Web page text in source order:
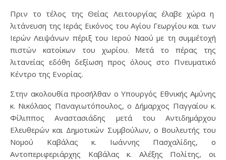
Πριν το τέλος της Θείας Λειτουργίας έλαβε χώρα η
λιτάνευση της Ιεράς Εικόνος του Αγίου Γεωργίου και των
Ιερών Λειψάνων πέριξ του Ιερού Ναού με τη συμμέτοχή
πιστών κατοίκων του χωρίου. Μετά το πέρας της
λιτανείας εδόθη δεξίωση προς όλους στο Πνευματικό
Κέντρο της Ενορίας.
Στην ακολουθία προσήλθαν ο Υπουργός Εθνικής Αμύνης
κ. Νικόλαος Παναγιωτόπουλος, ο Δήμαρχος Παγγαίου κ.
Φίλιππος Αναστασιάδης μετά του Αντιδημάρχου
Ελευθερών και Δημοτικών Συμβούλων, ο Βουλευτής του
Νομού Καβάλας κ. Ιωάννης Πασχαλίδης, ο
Αντοπεριφεριάρχης Καβάλας κ. Αλέξης Πολίτης, οι